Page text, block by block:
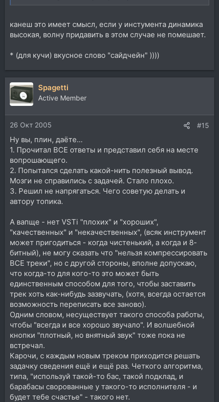
канеш это имеет смысл, если у инстумента динамика
высокая, волну придавить в этом случае не помешает.
* (для кучи) вкусное слово "сайдчейн" ))))
Spagetti
Active Member
26 Окт 2005 #15
Ну вы, плин, даёте...
1. Прочитал ВСЕ ответы и представил себя на месте
вопрошающего.
2. Попытался сделать какой-нить полезный вывод.
Мозги не справились с задачей. Стало плохо.
3. Решил не напрягаться. Чего советую делать и
автору топика.
А вапще - нет VSTi "плохих" и "хороших",
"качественных" и "некачественных", (всяк инструмент
может пригодиться - когда чистенький, а когда и 8-
битный), не могу сказать что "нельзя компрессировать
ВСЕ треки", но с другой стороны, вполне допускаю,
что когда-то для кого-то это может быть
единственным способом для того, чтобы заставить
трек хоть как-нибудь зазвучать, (хотя, всегда остается
возможность переписать все заново).
Одним словом, несуществует такого способа работы,
чтобы "всегда и все хорошо звучало". И волшебной
кнопки "плотный, но внятный звук" тоже пока не
встречал.
Карочи, с каждым новым треком приходится решать
задачку сведения ещё и ещё раз. Четкого алгоритма,
типа, "используй такой-то бас, такой подклад, и
барабасы сворованные у такого-то исполнителя - и
будет тебе счастье" - такого нет.